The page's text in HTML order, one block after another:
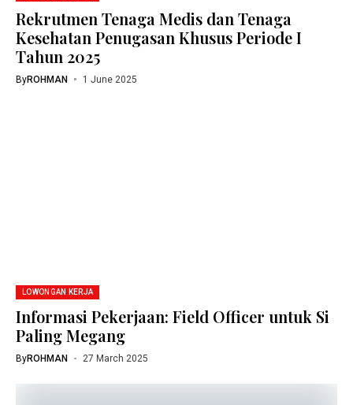
Rekrutmen Tenaga Medis dan Tenaga
Kesehatan Penugasan Khusus Periode I
Tahun 2025
ByROHMAN 1 June 2025
LOWONGAN KERJA
Informasi Pekerjaan: Field Officer untuk Si
Paling Megang
ByROHMAN 27 March 2025